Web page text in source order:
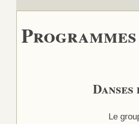
Programmes
Le